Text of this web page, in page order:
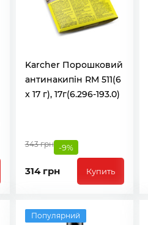
Karcher Порошковий
антинакипін RM 511(6
x 17 г), 17г(6.296-193.0)
343 грн -9%
314 грн Купить
Популярний